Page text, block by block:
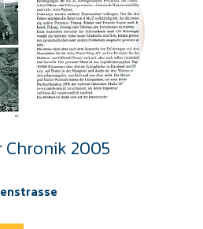
Chronik 2005